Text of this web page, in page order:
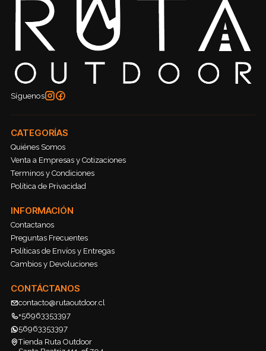
Síguenos
CATEGORÍAS
Quiénes Somos
Venta a Empresas y Cotizaciones
Terminos y Condiciones
Política de Privacidad
INFORMACIÓN
Contactanos
Preguntas Frecuentes
Políticas de Envíos y Entregas
Cambios y Devoluciones
CONTÁCTANOS
contacto@rutaoutdoor.cl
+56963353397
56963353397
Tienda Ruta Outdoor